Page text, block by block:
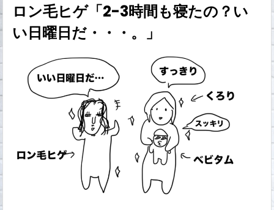
ロン毛ヒゲ「2-3時間も寝たの？い
い日曜日だ・・・。」